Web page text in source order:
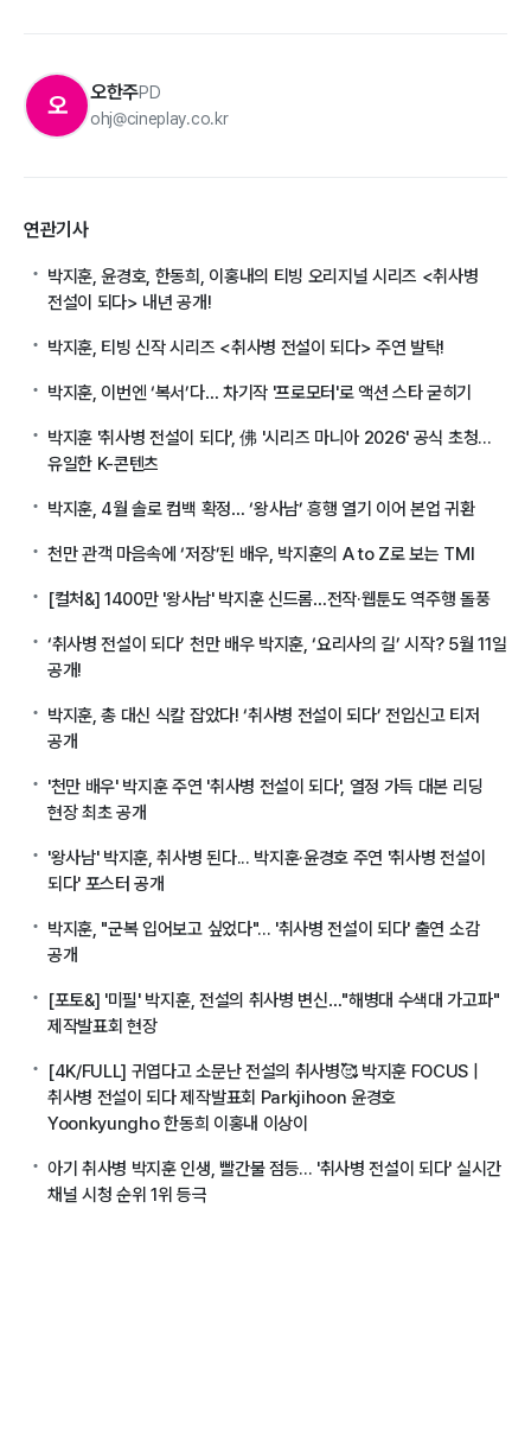
오 오한주PD
ohj@cineplay.co.kr
연관기사
박지훈, 윤경호, 한동희, 이홍내의 티빙 오리지널 시리즈 <취사병
전설이 되다> 내년 공개!
박지훈, 티빙 신작 시리즈 <취사병 전설이 되다> 주연 발탁!
박지훈, 이번엔 ‘복서’다… 차기작 '프로모터'로 액션 스타 굳히기
박지훈 '취사병 전설이 되다', 佛 '시리즈 마니아 2026' 공식 초청...
유일한 K-콘텐츠
박지훈, 4월 솔로 컴백 확정… ‘왕사남’ 흥행 열기 이어 본업 귀환
천만 관객 마음속에 ‘저장’된 배우, 박지훈의 A to Z로 보는 TMI
[컬처&] 1400만 '왕사남' 박지훈 신드롬…전작·웹툰도 역주행 돌풍
‘취사병 전설이 되다’ 천만 배우 박지훈, ‘요리사의 길’ 시작? 5월 11일
공개!
박지훈, 총 대신 식칼 잡았다! ‘취사병 전설이 되다’ 전입신고 티저
공개
'천만 배우' 박지훈 주연 '취사병 전설이 되다', 열정 가득 대본 리딩
현장 최초 공개
'왕사남' 박지훈, 취사병 된다... 박지훈·윤경호 주연 '취사병 전설이
되다' 포스터 공개
박지훈, "군복 입어보고 싶었다"... '취사병 전설이 되다' 출연 소감
공개
[포토&] '미필' 박지훈, 전설의 취사병 변신…"해병대 수색대 가고파"
제작발표회 현장
[4K/FULL] 귀엽다고 소문난 전설의 취사병🥰 박지훈 FOCUS |
취사병 전설이 되다 제작발표회 Parkjihoon 윤경호
Yoonkyungho 한동희 이홍내 이상이
아기 취사병 박지훈 인생, 빨간불 점등... '취사병 전설이 되다' 실시간
채널 시청 순위 1위 등극